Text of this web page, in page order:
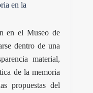
en la
en el Museo de
dentro de una
material,
de la memoria
propuestas del